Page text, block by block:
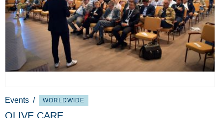
Events / WORLDWIDE
OLIVE CARE